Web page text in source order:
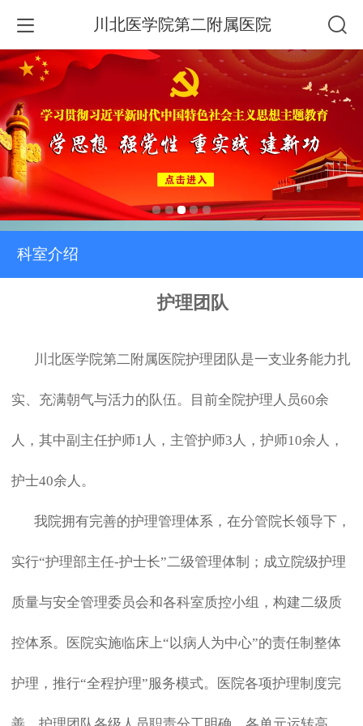
川北医学院第二附属医院
科室介绍
护理团队
川北医学院第二附属医院护理团队是一支业务能力扎
实、充满朝气与活力的队伍。目前全院护理人员60余
人，其中副主任护师1人，主管护师3人，护师10余人，
护士40余人。
我院拥有完善的护理管理体系，在分管院长领导下，
实行“护理部主任-护士长”二级管理体制；成立院级护理
质量与安全管理委员会和各科室质控小组，构建二级质
控体系。医院实施临床上“以病人为中心”的责任制整体
护理，推行“全程护理”服务模式。医院各项护理制度完